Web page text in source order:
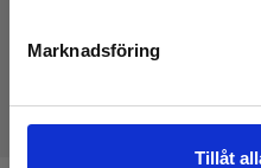
Marknadsföring
Tillåt
Kapslingsklass
IP-klass:
IP40